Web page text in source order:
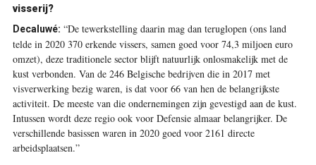
visserij?
Decaluwé: “De tewerkstelling daarin mag dan teruglopen (ons land
telde in 2020 370 erkende vissers, samen goed voor 74,3 miljoen euro
omzet), deze traditionele sector blijft natuurlijk onlosmakelijk met de
kust verbonden. Van de 246 Belgische bedrijven die in 2017 met
visverwerking bezig waren, is dat voor 66 van hen de belangrijkste
activiteit. De meeste van die ondernemingen zijn gevestigd aan de kust.
Intussen wordt deze regio ook voor Defensie almaar belangrijker. De
verschillende basissen waren in 2020 goed voor 2161 directe
arbeidsplaatsen.”